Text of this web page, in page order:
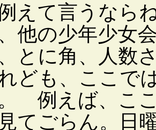
えて言うなら
他の少年少女
とに角、人数
ども、ここで
例えば、こ
てごらん。日